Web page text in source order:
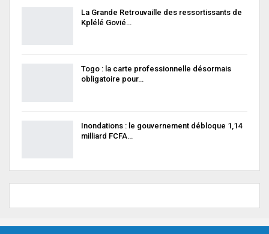
La Grande Retrouvaille des ressortissants de
Kplélé Govié…
Togo : la carte professionnelle désormais
obligatoire pour…
Inondations : le gouvernement débloque 1,14
milliard FCFA…